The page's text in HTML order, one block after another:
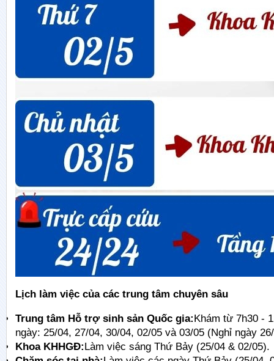
Lịch làm việc của các trung tâm chuyên sâu
Trung tâm Hỗ trợ sinh sản Quốc gia:Khám từ 7h30 -
ngày: 25/04, 27/04, 30/04, 02/05 và 03/05 (Nghỉ ngày
Khoa KHHGĐ:Làm việc sáng Thứ Bảy (25/04 & 02/05).